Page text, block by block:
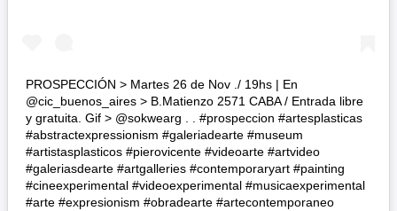
PROSPECCIÓN > Martes 26 de Nov ./ 19hs | En
@cic_buenos_aires > B.Matienzo 2571 CABA / Entrada libre
y gratuita. Gif > @sokwearg . . #prospeccion #artesplasticas
#abstractexpressionism #galeriadearte #museum
#artistasplasticos #pierovicente #videoarte #artvideo
#galeriasdearte #artgalleries #contemporaryart #painting
#cineexperimental #videoexperimental #musicaexperimental
#arte #expresionism #obradearte #artecontemporaneo